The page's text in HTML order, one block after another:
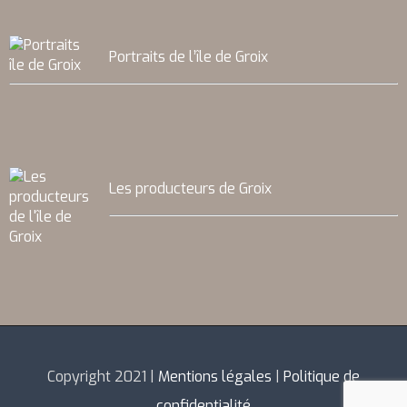
Portraits de l’île de Groix
Les producteurs de Groix
Copyright 2021 | Mentions légales | Politique de